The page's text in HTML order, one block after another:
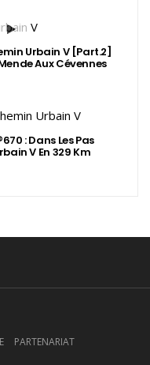
Urbain V [Part.2]
Aux Cévennes
: Dans Les Pas
V En 329 Km
PARTENARIAT